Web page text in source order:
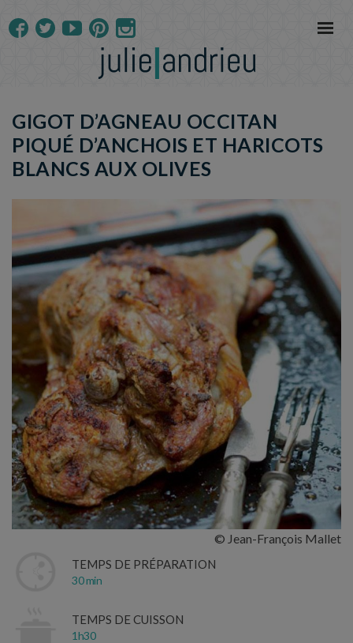
GIGOT D’AGNEAU OCCITAN
PIQUÉ D’ANCHOIS ET HARICOTS
BLANCS AUX OLIVES
© Jean-François Mallet
TEMPS DE PRÉPARATION
30 min
TEMPS DE CUISSON
1h30